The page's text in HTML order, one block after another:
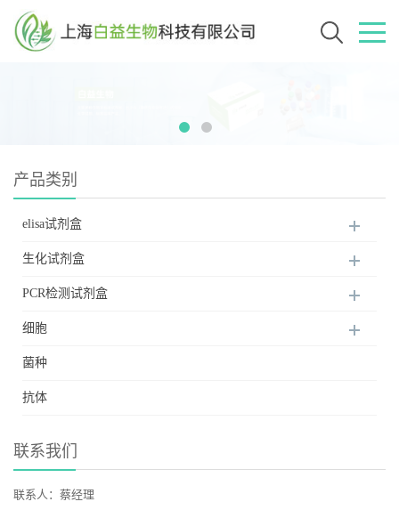
产品类别
elisa试剂盒
生化试剂盒
PCR检测试剂盒
细胞
菌种
抗体
联系我们
联系人：蔡经理